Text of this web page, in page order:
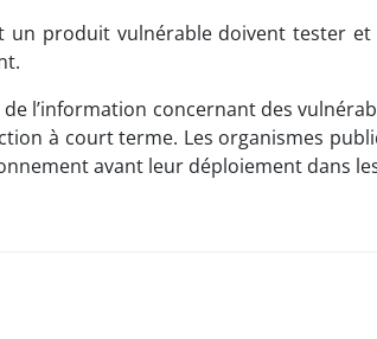
un produit vulnérable doivent tester
de l’information concernant des
à court terme. Les organismes
avant leur déploiement dans